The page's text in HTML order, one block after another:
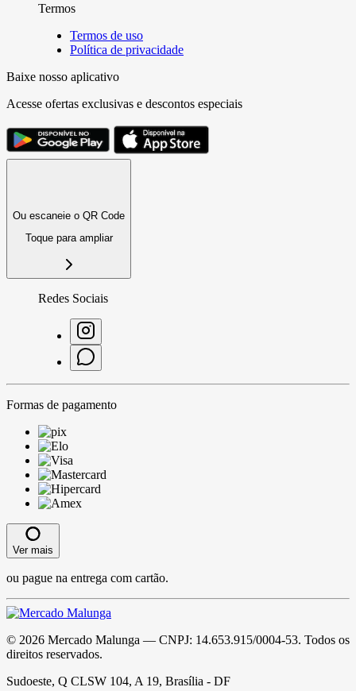
Termos
Termos de uso
Política de privacidade
Baixe nosso aplicativo
Acesse ofertas exclusivas e descontos especiais
Ou escaneie o QR Code
Toque para ampliar
Redes Sociais
Formas de pagamento
Ver mais
ou pague na entrega com cartão.
© 2026 Mercado Malunga — CNPJ: 14.653.915/0004-53. Todos os
direitos reservados.
Sudoeste, Q CLSW 104, A 19, Brasília - DF